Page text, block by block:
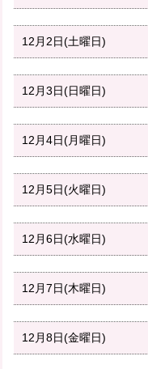
12月2日(土曜日)
12月3日(日曜日)
12月4日(月曜日)
12月5日(火曜日)
12月6日(水曜日)
12月7日(木曜日)
12月8日(金曜日)